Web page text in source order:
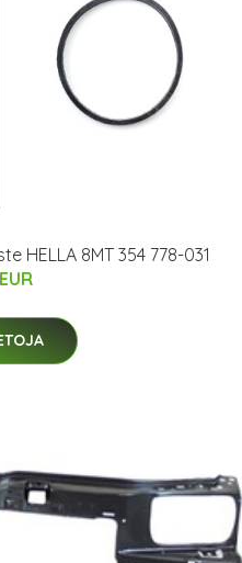
HELLA 8MT 354 778-031